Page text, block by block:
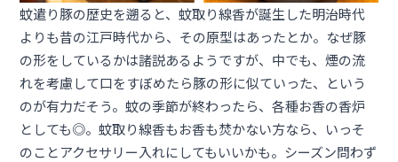
蚊遣り豚の歴史を遡ると、蚊取り線香が誕生した明治時代
よりも昔の江戸時代から、その原型はあったとか。なぜ豚
の形をしているかは諸説あるようですが、中でも、煙の流
れを考慮して口をすぼめたら豚の形に似ていった、という
のが有力だそう。蚊の季節が終わったら、各種お香の香炉
としても◎。蚊取り線香もお香も焚かない方なら、いっそ
のことアクセサリー入れにしてもいいかも。シーズン問わず